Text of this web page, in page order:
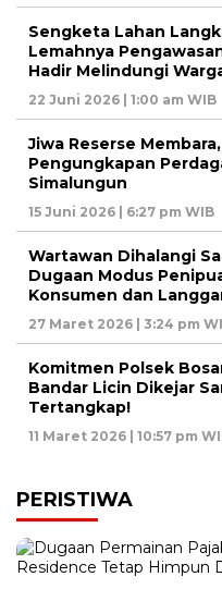
Sengketa Lahan
Lemahnya
Hadir Melindungi
22 Juni 2026 | 1:00 am WIB
Jiwa Reserse
Pengungkapan
Simalungun
15 Juni 2026 | 6:27 pm WIB
Wartawan Dihalangi
Dugaan Modus
Konsumen dan
27 Maret 2026 | 3:24 pm
Komitmen Polsek
Bandar Licin Dikejar
Tertangkap!
11 Maret 2026 | 10:57 pm
PERISTIWA